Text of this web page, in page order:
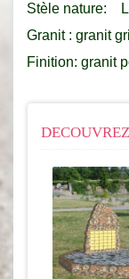
Stèle nature:
Granit : granit
Finition: granit